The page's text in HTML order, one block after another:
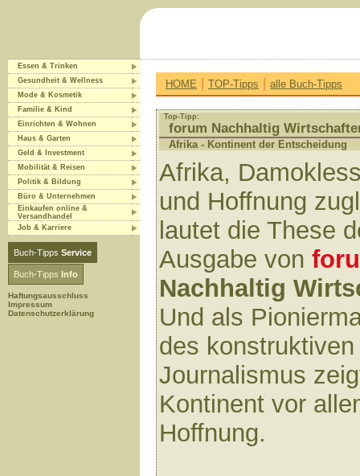
Essen & Trinken
Gesundheit & Wellness
Mode & Kosmetik
Familie & Kind
Einrichten & Wohnen
Haus & Garten
Geld & Investment
Mobilität & Reisen
Politik & Bildung
Büro & Unternehmen
Einkaufen online &
Versandhandel
Job & Karriere
Buch-Tipps Service
Buch-Tipps Info
Haftungsausschluss
Impressum
Datenschutzerklärung
HOME | TOP-Tipps | alle Buch-Tipps
Top-Tipp:
forum Nachhaltig
Afrika - Kontinent der Entscheidung
Afrika,
und Hoffnung
lautet die These
Ausgabe von
Nachhaltig
Und als
des konstruktiven
Journalismus
Kontinent vor
Hoffnung.